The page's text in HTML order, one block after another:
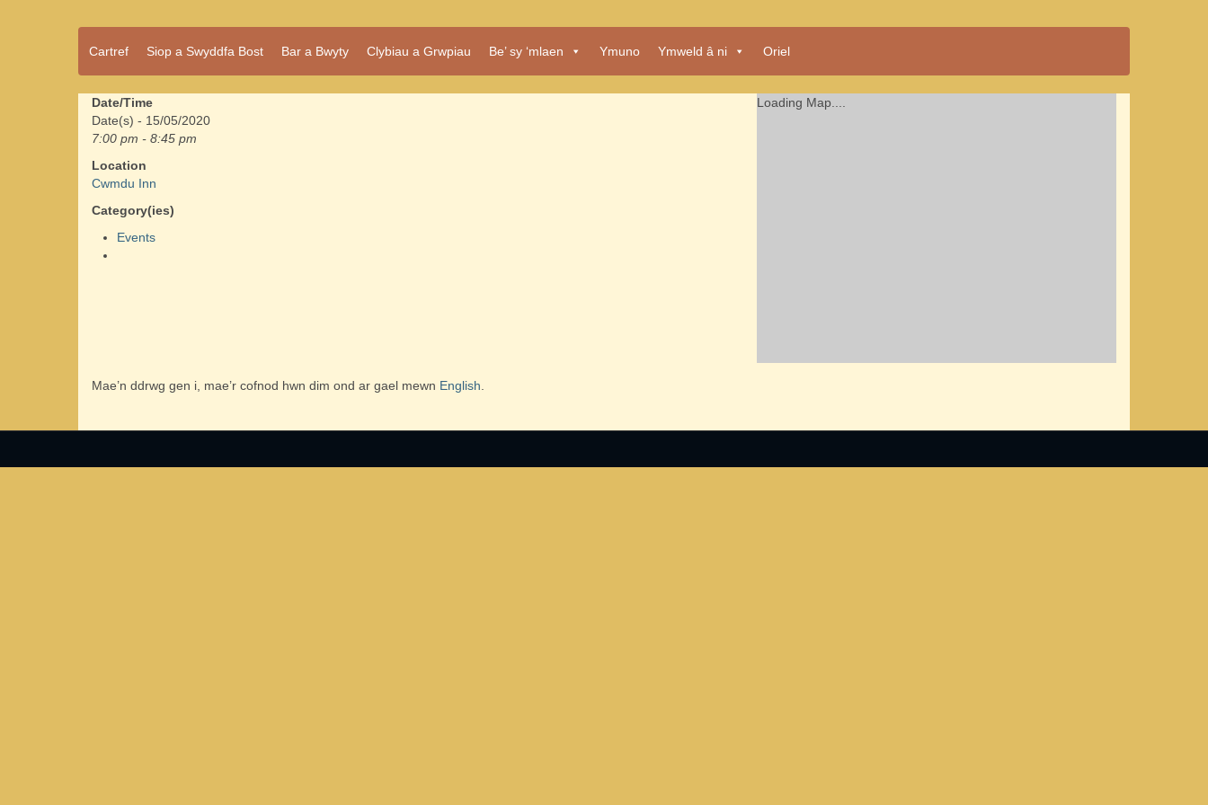
Cwmdu
Pentref
pentref
llawn
bwrlwm
Cwmdu,
yng
nghanol
Cartref Siop a Swyddfa Bost Bar a Bwyty Clybiau a Grwpiau Be’ sy ‘mlaen Ymuno Ymweld â ni Oriel
Loading Map....
Date/Time
Date(s) - 15/05/2020
7:00 pm - 8:45 pm
Location
Cwmdu Inn
Category(ies)
Events
Mae’n ddrwg gen i, mae’r cofnod hwn dim ond ar gael mewn English